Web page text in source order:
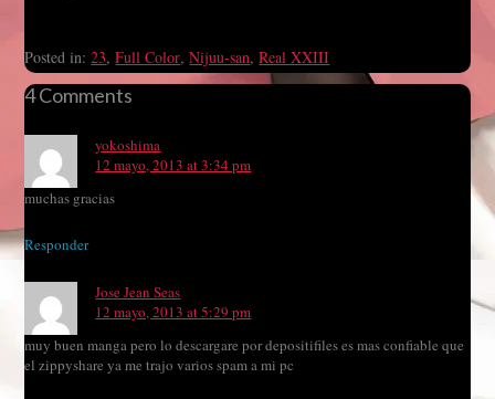
Posted in:23,Full Color,Nijuu-san,Real XXIII
4 Comments
yokoshima
12 mayo, 2013 at 3:34 pm
muchas gracias
Responder
Jose Jean Seas
12 mayo, 2013 at 5:29 pm
muy buen manga pero lo descargare por depositifiles es mas confiable que
el zippyshare ya me trajo varios spam a mi pc